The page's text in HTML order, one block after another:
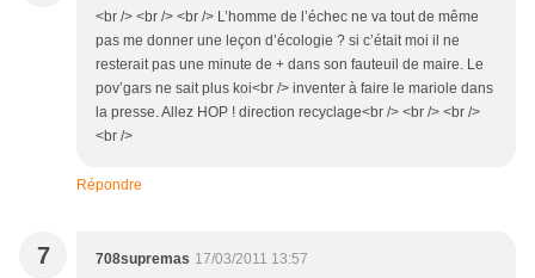
<br /> <br /> <br /> L’homme de l’échec ne va tout de même
pas me donner une leçon d’écologie ? si c’était moi il ne
resterait pas une minute de + dans son fauteuil de maire. Le
pov’gars ne sait plus koi<br /> inventer à faire le mariole dans
la presse. Allez HOP ! direction recyclage<br /> <br /> <br />
<br />
Répondre
7 708supremas 17/03/2011 13:57